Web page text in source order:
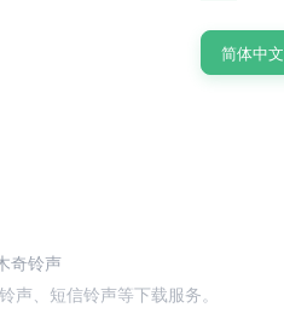
简体中文
奇铃声
声、短信铃声等下载服务。